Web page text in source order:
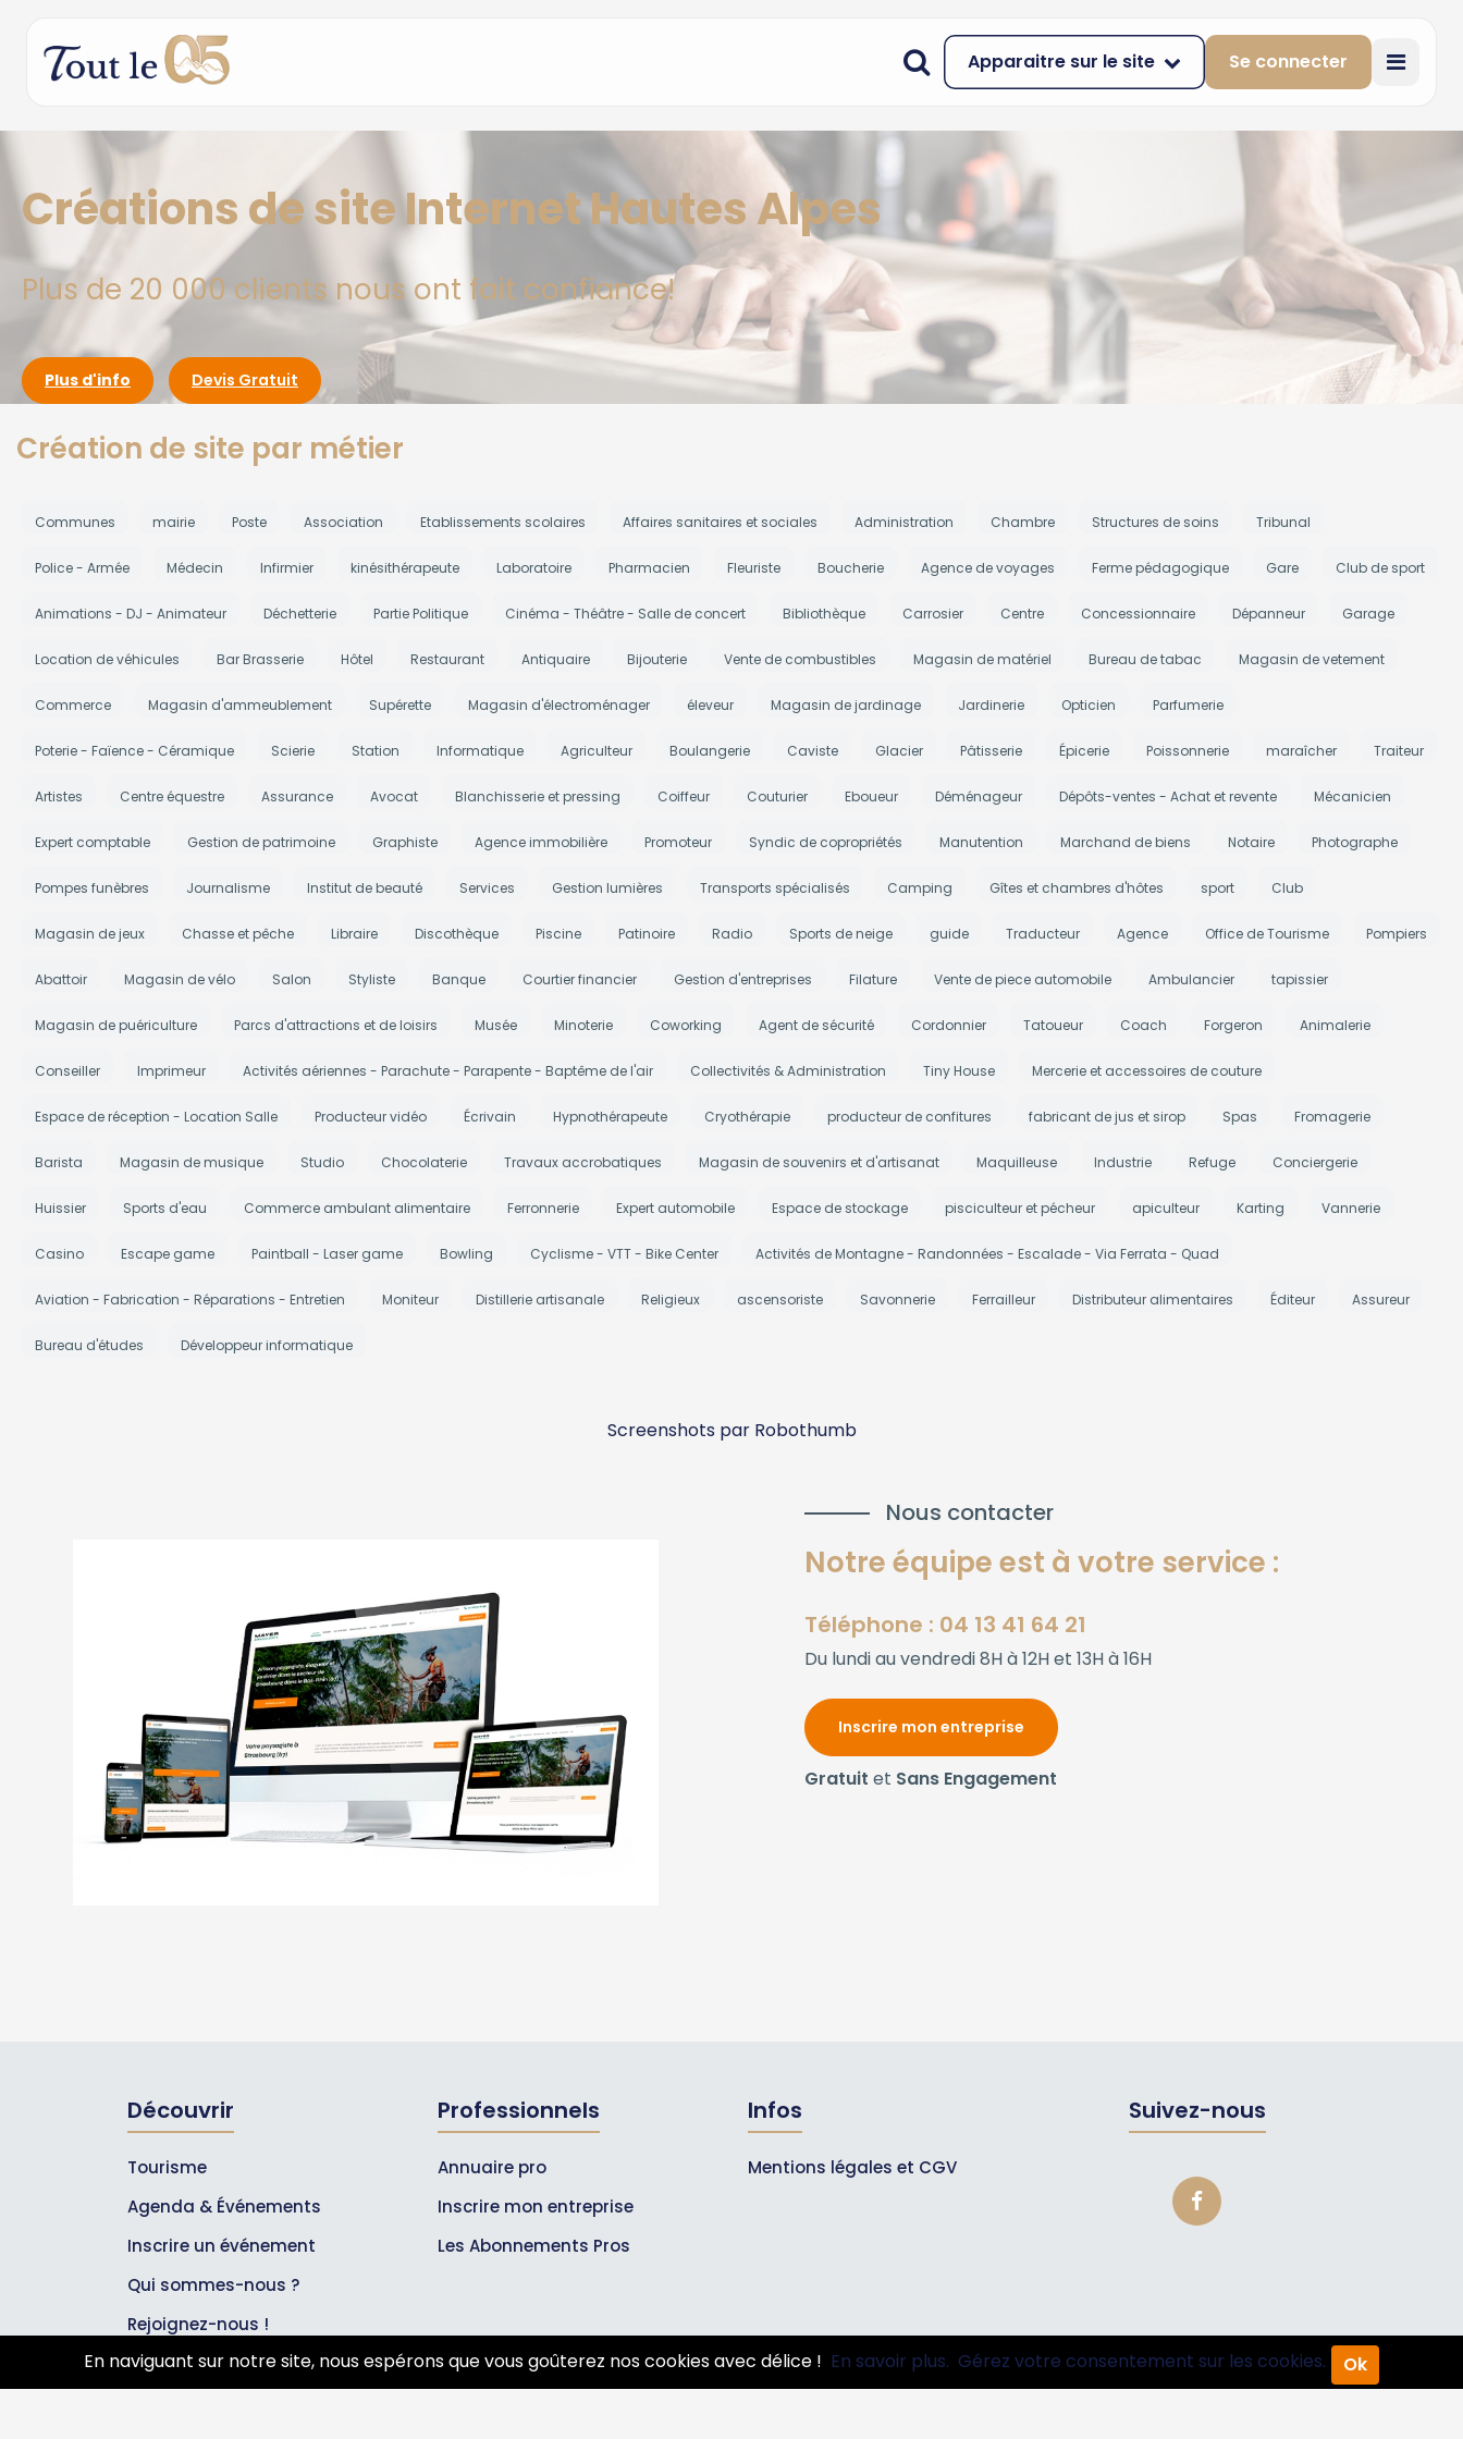
Apparaitre sur le site Se connecter
Créations de site Internet Hautes Alpes
Plus de 20 000 clients nous ont fait confiance!
Plus d'info Devis Gratuit
Création de site par métier
Communes mairie Poste Association Etablissements scolaires Affaires sanitaires et sociales Administration Chambre Structures de soins Tribunal
Police - Armée Médecin Infirmier kinésithérapeute Laboratoire Pharmacien Fleuriste Boucherie Agence de voyages Ferme pédagogique Gare Club de sport
Animations - DJ - Animateur Déchetterie Partie Politique Cinéma - Théâtre - Salle de concert Bibliothèque Carrosier Centre Concessionnaire Dépanneur Garage
Location de véhicules Bar Brasserie Hôtel Restaurant Antiquaire Bijouterie Vente de combustibles Magasin de matériel Bureau de tabac Magasin de vetement
Commerce Magasin d'ammeublement Supérette Magasin d'électroménager éleveur Magasin de jardinage Jardinerie Opticien Parfumerie
Poterie - Faïence - Céramique Scierie Station Informatique Agriculteur Boulangerie Caviste Glacier Pâtisserie Épicerie Poissonnerie maraîcher Traiteur
Artistes Centre équestre Assurance Avocat Blanchisserie et pressing Coiffeur Couturier Eboueur Déménageur Dépôts-ventes - Achat et revente Mécanicien
Expert comptable Gestion de patrimoine Graphiste Agence immobilière Promoteur Syndic de copropriétés Manutention Marchand de biens Notaire Photographe
Pompes funèbres Journalisme Institut de beauté Services Gestion lumières Transports spécialisés Camping Gîtes et chambres d'hôtes sport Club
Magasin de jeux Chasse et pêche Libraire Discothèque Piscine Patinoire Radio Sports de neige guide Traducteur Agence Office de Tourisme Pompiers
Abattoir Magasin de vélo Salon Styliste Banque Courtier financier Gestion d'entreprises Filature Vente de piece automobile Ambulancier tapissier
Magasin de puériculture Parcs d'attractions et de loisirs Musée Minoterie Coworking Agent de sécurité Cordonnier Tatoueur Coach Forgeron Animalerie
Conseiller Imprimeur Activités aériennes - Parachute - Parapente - Baptême de l'air Collectivités & Administration Tiny House Mercerie et accessoires de couture
Espace de réception - Location Salle Producteur vidéo Écrivain Hypnothérapeute Cryothérapie producteur de confitures fabricant de jus et sirop Spas Fromagerie
Barista Magasin de musique Studio Chocolaterie Travaux accrobatiques Magasin de souvenirs et d'artisanat Maquilleuse Industrie Refuge Conciergerie
Huissier Sports d'eau Commerce ambulant alimentaire Ferronnerie Expert automobile Espace de stockage pisciculteur et pécheur apiculteur Karting Vannerie
Casino Escape game Paintball - Laser game Bowling Cyclisme - VTT - Bike Center Activités de Montagne - Randonnées - Escalade - Via Ferrata - Quad
Aviation - Fabrication - Réparations - Entretien Moniteur Distillerie artisanale Religieux ascensoriste Savonnerie Ferrailleur Distributeur alimentaires Éditeur Assureur
Bureau d'études Développeur informatique
Screenshots par Robothumb
Nous contacter
Notre équipe est à votre service :
Téléphone : 04 13 41 64 21
Du lundi au vendredi 8H à 12H et 13H à 16H
Inscrire mon entreprise
Gratuit et Sans Engagement
Découvrir
Tourisme
Agenda & Événements
Inscrire un événement
Qui sommes-nous ?
Rejoignez-nous !
Partenaires
Professionnels
Annuaire pro
Inscrire mon entreprise
Les Abonnements Pros
Infos
Mentions légales et CGV
Suivez-nous
En naviguant sur notre site, nous espérons que vous goûterez nos cookies avec délice ! En savoir plus. Gérez votre consentement sur les cookies. Ok